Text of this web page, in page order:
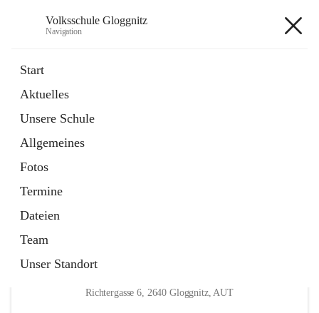
Volksschule Gloggnitz
Navigation
Start
Aktuelles
Unsere Schule
Allgemeines
Fotos
Termine
Dateien
Team
Unser Standort
Seite
in
Tab
Elternverein
öffnet
in
neuem
Tab
Richtergasse 6, 2640 Gloggnitz, AUT